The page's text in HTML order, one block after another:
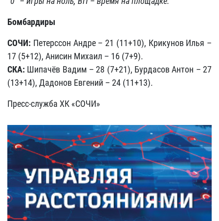
Бомбардиры
СОЧИ: Петерссон Андре – 21 (11+10), Крикунов Илья –
17 (5+12), Анисин Михаил – 16 (7+9).
СКА: Шипачёв Вадим – 28 (7+21), Бурдасов Антон – 27
(13+14), Дадонов Евгений – 24 (11+13).
Пресс-служба ХК «СОЧИ»